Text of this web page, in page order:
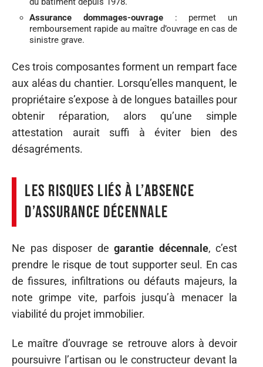
Assurance dommages-ouvrage: permet un
remboursement rapide au maître d’ouvrage en cas de
sinistre grave.
Ces trois composantes forment un rempart face
aux aléas du chantier. Lorsqu’elles manquent, le
propriétaire s’expose à de longues batailles pour
obtenir réparation, alors qu’une simple
attestation aurait suffi à éviter bien des
désagréments.
Les risques liés à l’absence
d’assurance décennale
Ne pas disposer de garantie décennale, c’est
prendre le risque de tout supporter seul. En cas
de fissures, infiltrations ou défauts majeurs, la
note grimpe vite, parfois jusqu’à menacer la
viabilité du projet immobilier.
Le maître d’ouvrage se retrouve alors à devoir
poursuivre l’artisan ou le constructeur devant la